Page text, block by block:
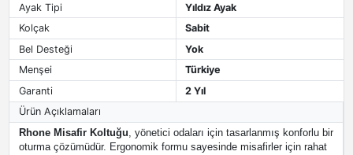
Ayak Tipi
Yıldız Ayak
Kolçak
Sabit
Bel Desteği
Yok
Menşei
Türkiye
Garanti
2 Yıl
Ürün Açıklamaları
Rhone Misafir Koltuğu, yönetici odaları için tasarlanmış konforlu bir
oturma çözümüdür. Ergonomik formu sayesinde misafirler için rahat